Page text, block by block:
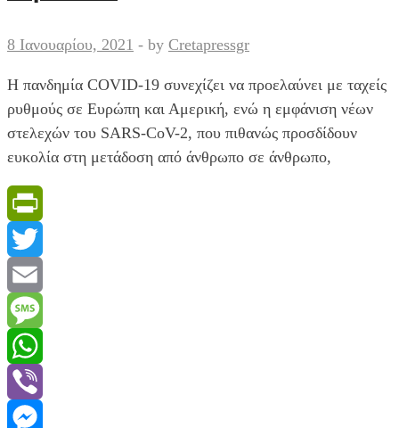
Εξήλθε
κατέληξε
8 Ιανουαρίου, 2021 - by Cretapressgr
Η πανδημία COVID-19 συνεχίζει να προελαύνει με ταχείς
ρυθμούς σε Ευρώπη και Αμερική, ενώ η εμφάνιση νέων
στελεχών του SARS-CoV-2, που πιθανώς προσδίδουν
ευκολία στη μετάδοση από άνθρωπο σε άνθρωπο,
PrintFriendly
Twitter
Email
Message
WhatsApp
Viber